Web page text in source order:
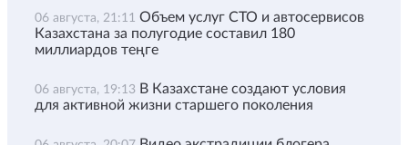
06 августа, 21:11 Объем услуг СТО и автосервисов
Казахстана за полугодие составил 180
миллиардов теңге
06 августа, 19:13 В Казахстане создают условия
для активной жизни старшего поколения